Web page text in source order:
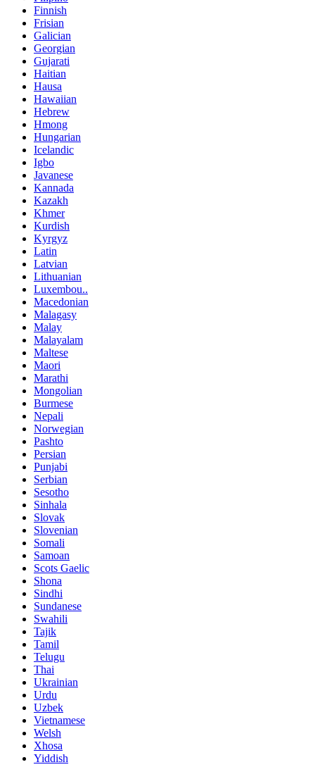
Finnish
Frisian
Galician
Georgian
Gujarati
Haitian
Hausa
Hawaiian
Hebrew
Hmong
Hungarian
Icelandic
Igbo
Javanese
Kannada
Kazakh
Khmer
Kurdish
Kyrgyz
Latin
Latvian
Lithuanian
Luxembou..
Macedonian
Malagasy
Malay
Malayalam
Maltese
Maori
Marathi
Mongolian
Burmese
Nepali
Norwegian
Pashto
Persian
Punjabi
Serbian
Sesotho
Sinhala
Slovak
Slovenian
Somali
Samoan
Scots Gaelic
Shona
Sindhi
Sundanese
Swahili
Tajik
Tamil
Telugu
Thai
Ukrainian
Urdu
Uzbek
Vietnamese
Welsh
Xhosa
Yiddish